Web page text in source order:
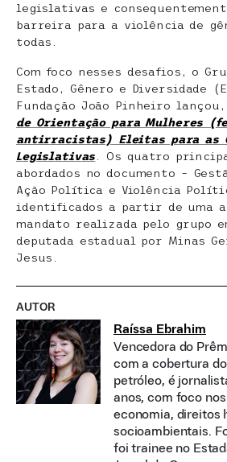
legislativas e
barreira para a violência de
todas.
Com foco nesses desafios, o
Estado, Gênero e Diversidade
Fundação João Pinheiro
de Orientação para Mulheres
antirracistas) Eleitas para as
Legislativas . Os quatro
abordados no documento –
Ação Política e Violência
identificados a partir de uma
mandato realizada pelo grupo
deputada estadual por Minas
Jesus.
AUTOR
Raíssa Ebrahim
Vencedora do
com a cobertura
petróleo, é
anos, com foco
economia, direitos
socioambientais.
foi trainee no